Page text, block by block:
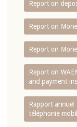
Report on
Report on
Report on
Report on
and payment
Rapport annuel
téléphonie